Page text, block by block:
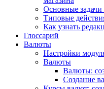
Основные задачи
Типовые
Как узнать
Глоссарий
Валюты
Настройки
Валюты
Валюты:
Создание